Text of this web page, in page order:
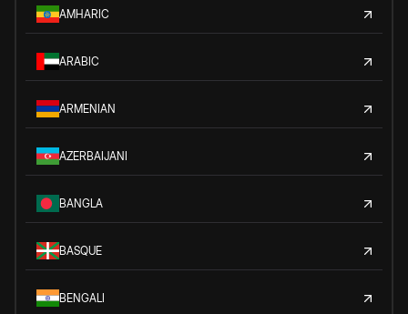
AMHARIC
ARABIC
ARMENIAN
AZERBAIJANI
BANGLA
BASQUE
BENGALI